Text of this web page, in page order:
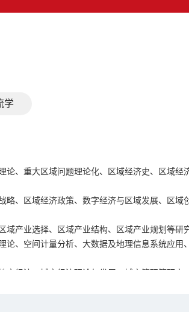
学
论、重大区域问题理论化、区域经济史、区域经
略、区域经济政策、数字经济与区域发展、区域
域产业选择、区域产业结构、区域产业规划等研
论、空间计量分析、大数据及地理信息系统应用
产经济、城市经济理论与发展、城市管理等研